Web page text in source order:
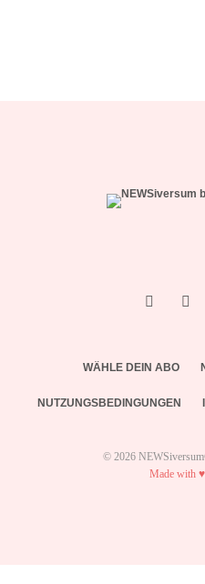
WÄHLE DEIN ABO
NUTZUNGSBEDINGUNGEN
© 2026
Made with